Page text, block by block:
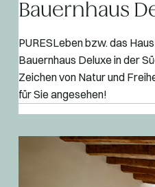
Bauernhaus
PURESLeben bzw. das
Bauernhaus Deluxe in der
Zeichen von Natur und
für Sie angesehen!